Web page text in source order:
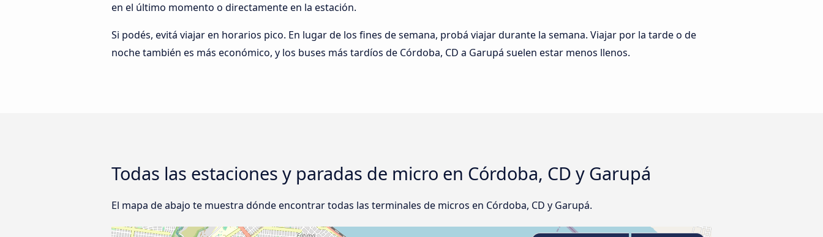
en el último momento o directamente en la estación.
Si podés, evitá viajar en horarios pico. En lugar de los fines de semana, probá viajar durante la semana. Viajar por la tarde o de
noche también es más económico, y los buses más tardíos de Córdoba, CD a Garupá suelen estar menos llenos.
Todas las estaciones y paradas de micro en Córdoba, CD y Garupá
El mapa de abajo te muestra dónde encontrar todas las terminales de micros en Córdoba, CD y Garupá.